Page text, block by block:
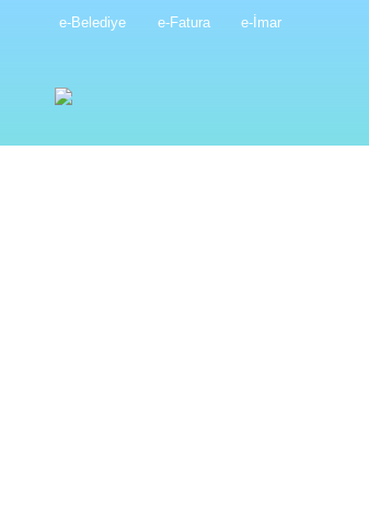
e-Belediye e-Fatura e-İmar